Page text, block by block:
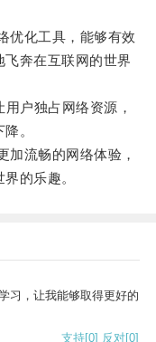
化工具，能够有效
奔在互联网的世界
户独占网络资源，
。
流畅的网络体验，
的乐趣。
习，让我能够取得更好的
支持[0] 反对[0]